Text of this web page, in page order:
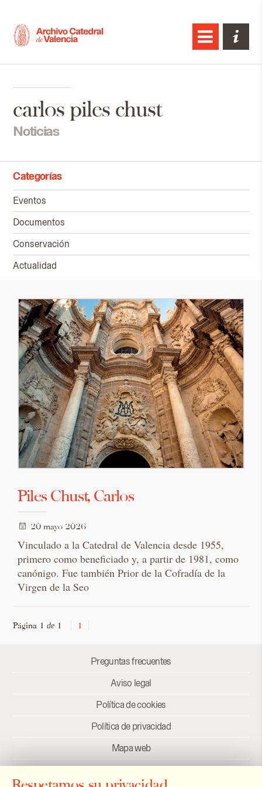
carlos piles chust
Noticias
Categorías
Eventos
Documentos
Conservación
Actualidad
Piles Chust, Carlos
20 mayo 2026
Vinculado a la Catedral de Valencia desde 1955,
primero como beneficiado y, a partir de 1981, como
canónigo. Fue también Prior de la Cofradía de la
Virgen de la Seo
Página 1de 1 1
Preguntas frecuentes
Aviso legal
Política de cookies
Política de privacidad
Mapa web